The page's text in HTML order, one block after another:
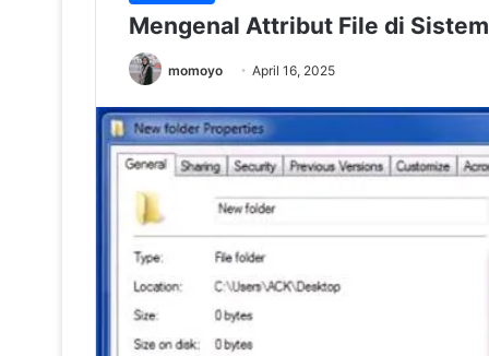
Mengenal Attribut File di
momoyo April 16, 2025